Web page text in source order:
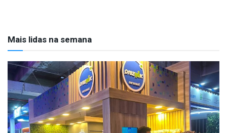
Mais lidas na semana